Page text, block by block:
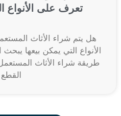
تعرف على الأنواع
هل يتم شراء الأثاث
الأنواع التي يمكن بيعها
طريقة شراء الأثاث
القطع